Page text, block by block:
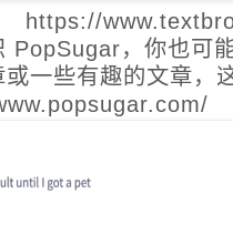
https://
PopSugar，你也可
或一些有趣的文章，